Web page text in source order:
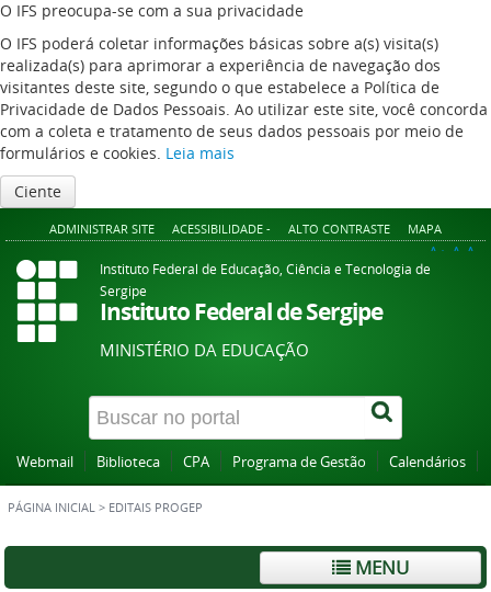
O IFS preocupa-se com a sua privacidade
O IFS poderá coletar informações básicas sobre a(s) visita(s)
realizada(s) para aprimorar a experiência de navegação dos
visitantes deste site, segundo o que estabelece a Política de
Privacidade de Dados Pessoais. Ao utilizar este site, você concorda
com a coleta e tratamento de seus dados pessoais por meio de
formulários e cookies. Leia mais
Ciente
ADMINISTRAR SITE ACESSIBILIDADE - ALTO CONTRASTE MAPA
A+ A A-
Instituto Federal de Educação, Ciência e Tecnologia de
Sergipe
Instituto Federal de Sergipe
MINISTÉRIO DA EDUCAÇÃO
Webmail Biblioteca CPA Programa de Gestão Calendários
PÁGINA INICIAL > EDITAIS PROGEP
MENU